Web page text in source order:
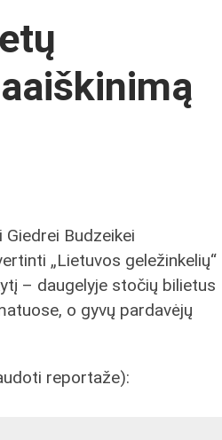
Budzeikei
„Lietuvos geležinkelių“
– daugelyje stočių bilietus
o gyvų pardavėjų
reportaže):